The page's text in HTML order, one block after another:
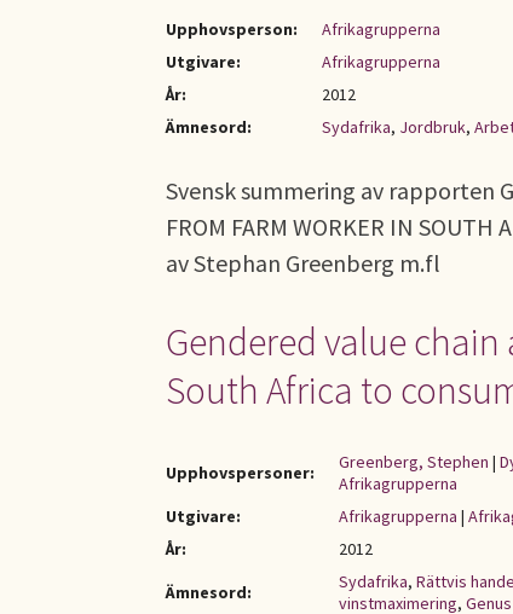
Upphovsperson:
Afrikagrupperna
Utgivare:
Afrikagrupperna
År:
2012
Ämnesord:
Sydafrika, Jordbruk,
Svensk summering av rapporten
FROM FARM WORKER IN SOUTH
av Stephan Greenberg m.fl
Gendered value
South Africa to
Upphovspersoner: Greenberg, Stephen |
Afrikagrupperna
Utgivare:
Afrikagrupperna |
År:
2012
Ämnesord:
Sydafrika, Rättvis
vinstmaximering,